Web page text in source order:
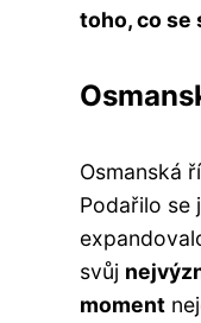
toho, co se
Osmanská
Podařilo se
svůj
moment